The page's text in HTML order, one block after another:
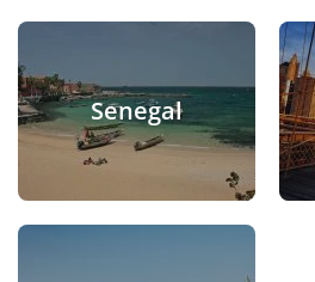
Senegal